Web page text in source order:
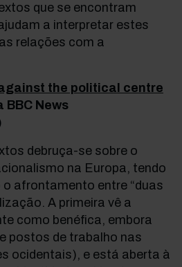
que se encontram
a interpretar estes
relações com a
the political centre
BBC News
debruça-se sobre o
na Europa, tendo
afrontamento entre “duas
A primeira vê a
como benéfica, embora
postos de trabalho nas
ocidentais), e está aberta à